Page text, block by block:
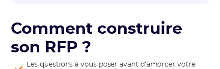
Comment construire
son RFP ?
Les questions à vous poser avant d’amorcer votre